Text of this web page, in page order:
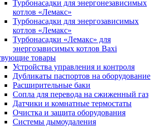
Турбонасадки для энергонезависимых
котлов «Лемакс»
Турбонасадки для энергозависимых
котлов «Лемакс»
Турбонасадки «Лемакс» для
энергозависимых котлов Baxi
товары
Устройства управления и контроля
Дубликаты паспортов на оборудование
Расширительные баки
Сопла для перевода на сжиженный газ
Датчики и комнатные термостаты
Очистка и защита оборудования
Системы дымоудаления